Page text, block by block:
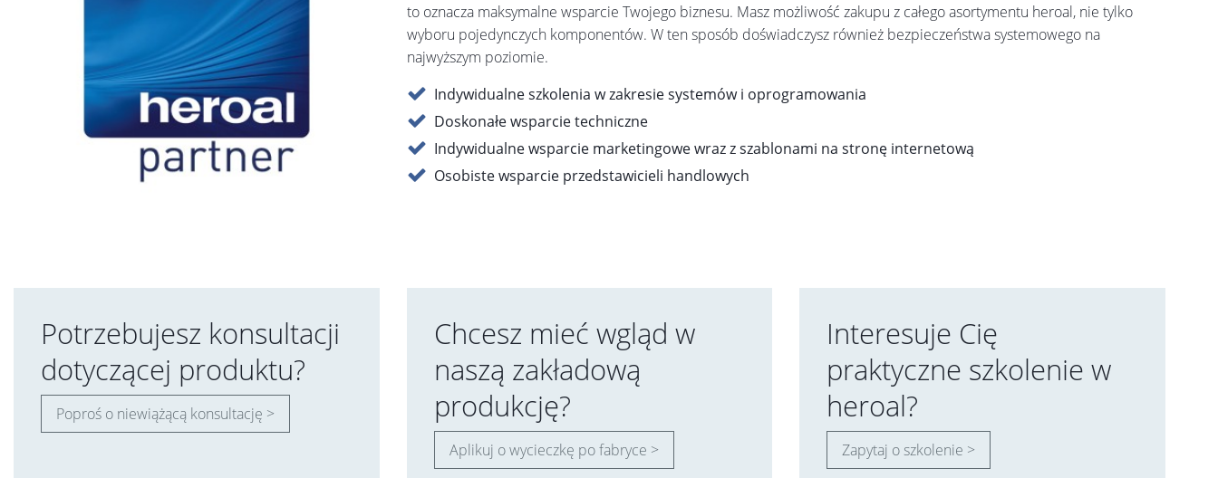
to oznacza maksymalne wsparcie Twojego biznesu. Masz możliwość zakupu z całego asortymentu heroal, nie tylko
wyboru pojedynczych komponentów. W ten sposób doświadczysz również bezpieczeństwa systemowego na
najwyższym poziomie.
Indywidualne szkolenia w zakresie systemów i oprogramowania
Doskonałe wsparcie techniczne
Indywidualne wsparcie marketingowe wraz z szablonami na stronę internetową
Osobiste wsparcie przedstawicieli handlowych
Potrzebujesz konsultacji
dotyczącej produktu?
Poproś o niewiążącą konsultację >
Chcesz mieć wgląd w
naszą zakładową
produkcję?
Aplikuj o wycieczkę po fabryce >
Interesuje Cię
praktyczne szkolenie w
heroal?
Zapytaj o szkolenie >